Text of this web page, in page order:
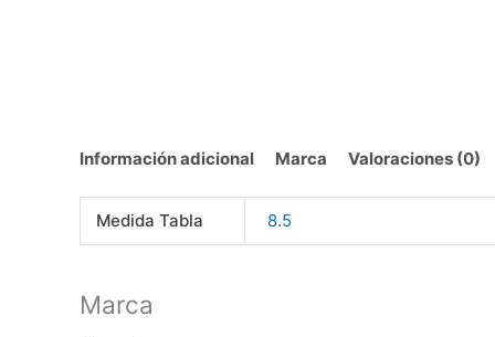
Información adicional Marca Valoraciones (0)
Medida Tabla 8.5
Marca